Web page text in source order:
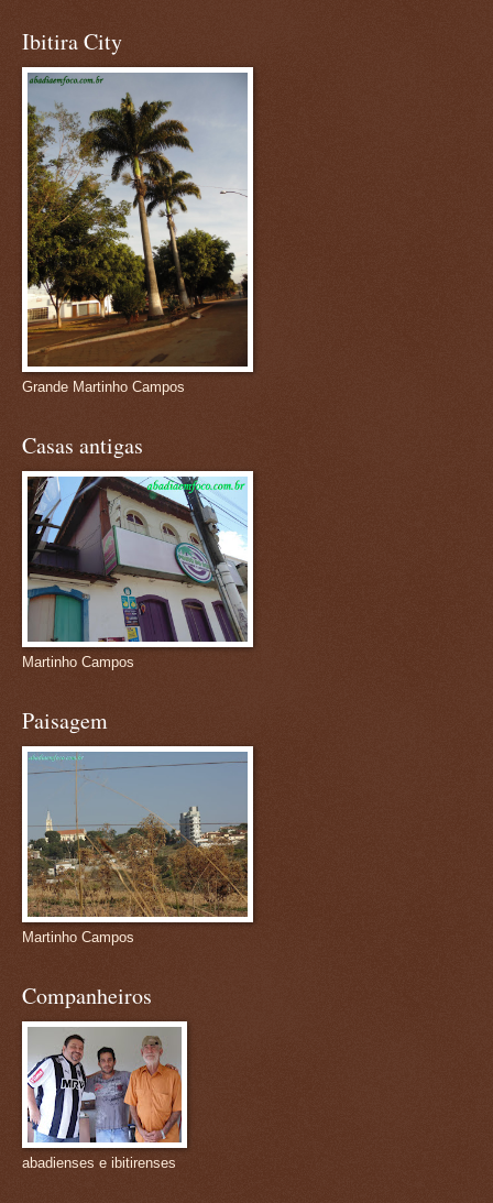
Ibitira City
Grande Martinho Campos
Casas antigas
Martinho Campos
Paisagem
Martinho Campos
Companheiros
abadienses e ibitirenses